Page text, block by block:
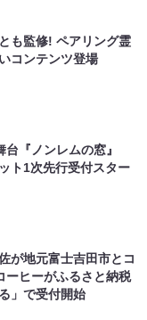
も監修! ペアリング霊
コンテンツ登場
『ノンレムの窓』
ト1次先行受付スター
が地元富士吉田市とコ
ーヒーがふるさと納税
」で受付開始